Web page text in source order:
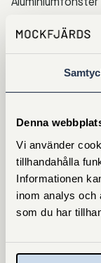
Denna
Vi använder
tillhandahålla
Informationen
inom analys och
som du har
Allmogefönster
Träfönster
Takfönster
FÖRDJUPNING
Att byta fönster
Steg för steg
Inspiration